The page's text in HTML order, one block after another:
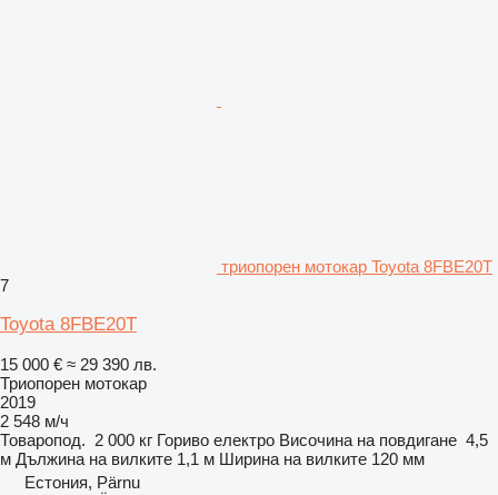
триопорен мотокар Toyota 8FBE20T
7
Toyota 8FBE20T
15 000 € ≈ 29 390 лв.
Триопорен мотокар
2019
2 548 м/ч
Товаропод. 2 000 кг Гориво електро Височина на повдигане 4,5
м Дължина на вилките 1,1 м Ширина на вилките 120 мм
Естония, Pärnu